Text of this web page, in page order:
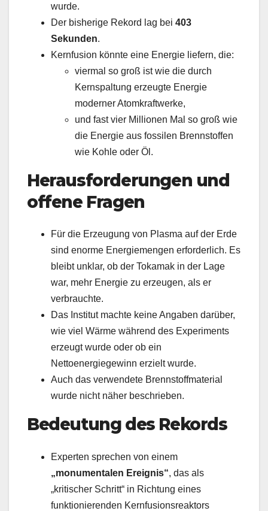
wurde.
Der bisherige Rekord lag bei 403
Sekunden.
Kernfusion könnte eine Energie liefern, die:
viermal so groß ist wie die durch
Kernspaltung erzeugte Energie
moderner Atomkraftwerke,
und fast vier Millionen Mal so groß wie
die Energie aus fossilen Brennstoffen
wie Kohle oder Öl.
Herausforderungen und
offene Fragen
Für die Erzeugung von Plasma auf der Erde
sind enorme Energiemengen erforderlich. Es
bleibt unklar, ob der Tokamak in der Lage
war, mehr Energie zu erzeugen, als er
verbrauchte.
Das Institut machte keine Angaben darüber,
wie viel Wärme während des Experiments
erzeugt wurde oder ob ein
Nettoenergiegewinn erzielt wurde.
Auch das verwendete Brennstoffmaterial
wurde nicht näher beschrieben.
Bedeutung des Rekords
Experten sprechen von einem
„monumentalen Ereignis“, das als
„kritischer Schritt“ in Richtung eines
funktionierenden Kernfusionsreaktors